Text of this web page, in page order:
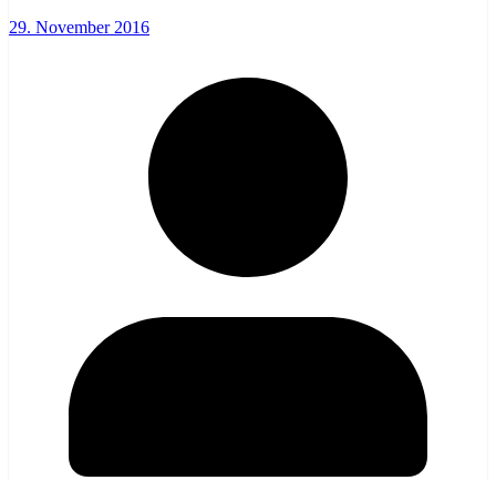
29. November 2016